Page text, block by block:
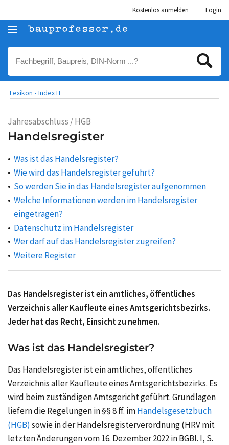
Kostenlos anmelden Login
Lexikon • Index H
Jahresabschluss / HGB
Handelsregister
Was ist das Handelsregister?
Wie wird das Handelsregister geführt?
So werden Sie in das Handelsregister aufgenommen
Welche Informationen werden im Handelsregister
eingetragen?
Datenschutz im Handelsregister
Wer darf auf das Handelsregister zugreifen?
Weitere Register
Das Handelsregister ist ein amtliches, öffentliches
Verzeichnis aller Kaufleute eines Amtsgerichtsbezirks.
Jeder hat das Recht, Einsicht zu nehmen.
Was ist das Handelsregister?
Das Handelsregister ist ein amtliches, öffentliches
Verzeichnis aller Kaufleute eines Amtsgerichtsbezirks. Es
wird beim zuständigen Amtsgericht geführt.Grundlagen
liefern die Regelungen in §§ 8 ff. imHandelsgesetzbuch
(HGB) sowie in der Handelsregisterverordnung (HRV mit
letzten Änderungen vom 16. Dezember 2022 in BGBl. I, S.